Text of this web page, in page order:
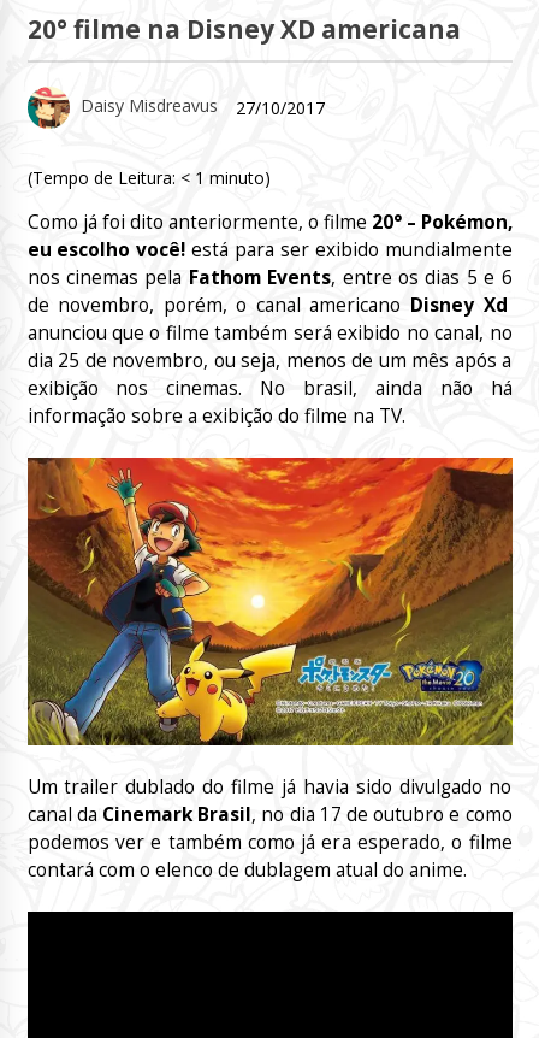
20° filme na Disney XD americana
Daisy Misdreavus 27/10/2017
(Tempo de Leitura: < 1 minuto)
Como já foi dito anteriormente, o filme 20° – Pokémon,
eu escolho você! está para ser exibido mundialmente
nos cinemas pela Fathom Events, entre os dias 5 e 6
de novembro, porém, o canal americano Disney Xd
anunciou que o filme também será exibido no canal, no
dia 25 de novembro, ou seja, menos de um mês após a
exibição nos cinemas. No brasil, ainda não há
informação sobre a exibição do filme na TV.
Um trailer dublado do filme já havia sido divulgado no
canal da Cinemark Brasil, no dia 17 de outubro e como
podemos ver e também como já era esperado, o filme
contará com o elenco de dublagem atual do anime.